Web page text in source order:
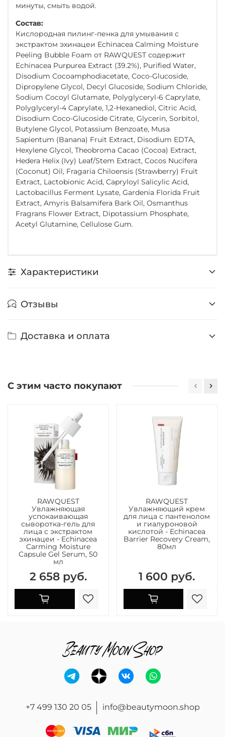
минуты, смыть водой.
Состав:
Кислородная пилинг-пенка для умывания с
экстрактом эхинацеи Echinacea Calming Moisture
Peeling Bubble Foam от RAWQUEST содержит
Echinacea Purpurea Extract (39.2%), Purified Water,
Disodium Cocoamphodiacetate, Coco-Glucoside,
Dipropylene Glycol, Decyl Glucoside, Sodium Chloride,
Sodium Cocoyl Glutamate, Polyglyceryl-6 Caprylate,
Polyglyceryl-4 Caprylate, 1,2-Hexanediol, Citric Acid,
Disodium Coco-Glucoside Citrate, Glycerin, Sorbitol,
Butylene Glycol, Potassium Benzoate, Musa
Sapientum (Banana) Fruit Extract, Disodium EDTA,
Hexylene Glycol, Theobroma Cacao (Cocoa) Extract,
Hedera Helix (Ivy) Leaf/Stem Extract, Cocos Nucifera
(Coconut) Oil, Fragaria Chiloensis (Strawberry) Fruit
Extract, Lactobionic Acid, Capryloyl Salicylic Acid,
Lactobacillus Ferment Lysate, Gardenia Florida Fruit
Extract, Amyris Balsamifera Bark Oil, Osmanthus
Fragrans Flower Extract, Dipotassium Phosphate,
Acetyl Glutamine, Cellulose Gum.
Характеристики
Отзывы
Доставка и оплата
С этим часто покупают
RAWQUEST
Увлажняющая
успокаивающая
сыворотка-гель для
лица с экстрактом
эхинацеи - Echinacea
Carming Moisture
Capsule Gel Serum, 50
мл
2 658 руб.
RAWQUEST
Увлажняющий крем
для лица с пантенолом
и гиалуроновой
кислотой - Echinacea
Barrier Recovery Cream,
80мл
1 600 руб.
+7 499 130 20 05 info@beautymoon.shop